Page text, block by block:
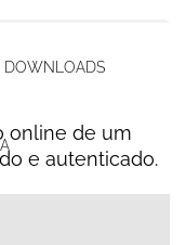
DOWNLOADS
online de um
e autenticado.